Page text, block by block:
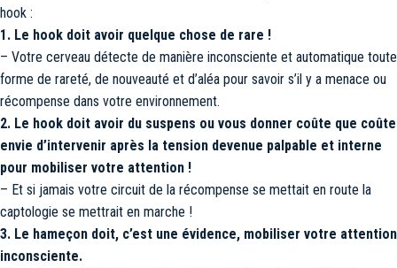
hook :
1. Le hook doit avoir quelque chose de rare !
– Votre cerveau détecte de manière inconsciente et automatique toute
forme de rareté, de nouveauté et d’aléa pour savoir s’il y a menace ou
récompense dans votre environnement.
2. Le hook doit avoir du suspens ou vous donner coûte que coûte
envie d’intervenir après la tension devenue palpable et interne
pour mobiliser votre attention !
– Et si jamais votre circuit de la récompense se mettait en route la
captologie se mettrait en marche !
3. Le hameçon doit, c’est une évidence, mobiliser votre attention
inconsciente.